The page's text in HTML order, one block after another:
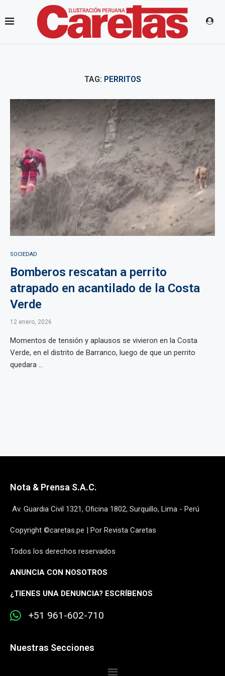
TAG: PERRITOS
SOCIEDAD
Bomberos rescatan a perrito
atrapado en acantilado de la Costa
Verde
12 enero, 2026
Momentos de tensión y aplausos se vivieron en la Costa
Verde, en el distrito de Barranco, luego de que un perrito
quedara ...
Nota & Prensa S.A.C.
Av. Guardia Civil 1321, Oficina 1802, Surquillo, Lima - Perú
Copyright ©caretas.pe | Por Revista Caretas
Todos los derechos reservados
ANUNCIA CON NOSOTROS
¿TIENES UNA DENUNCIA? ESCRÍBENOS
+51 961-602-710
Nuestras Secciones